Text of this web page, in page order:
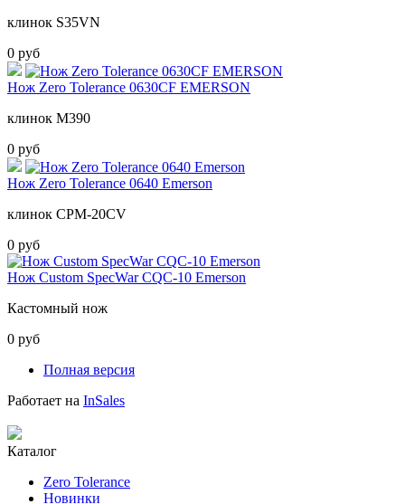
клинок S35VN
0 руб
Нож Zero Tolerance 0630CF EMERSON
клинок M390
0 руб
Нож Zero Tolerance 0640 Emerson
клинок CPM-20CV
0 руб
Нож Custom SpecWar CQC-10 Emerson
Кастомный нож
0 руб
Полная версия
Работает на InSales
Каталог
Zero Tolerance
Новинки